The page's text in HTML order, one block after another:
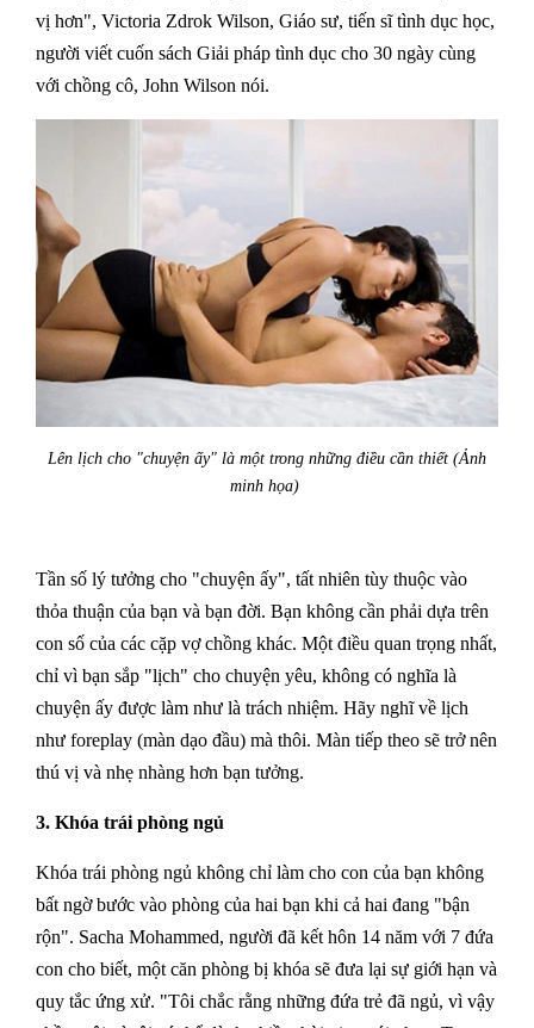
vị hơn", Victoria Zdrok Wilson, Giáo sư, tiến sĩ tình dục học,
người viết cuốn sách Giải pháp tình dục cho 30 ngày cùng
với chồng cô, John Wilson nói.
Lên lịch cho "chuyện ấy" là một trong những điều cần thiết (Ảnh
minh họa)
Tần số lý tưởng cho "chuyện ấy", tất nhiên tùy thuộc vào
thỏa thuận của bạn và bạn đời. Bạn không cần phải dựa trên
con số của các cặp vợ chồng khác. Một điều quan trọng nhất,
chỉ vì bạn sắp "lịch" cho chuyện yêu, không có nghĩa là
chuyện ấy được làm như là trách nhiệm. Hãy nghĩ về lịch
như foreplay (màn dạo đầu) mà thôi. Màn tiếp theo sẽ trở nên
thú vị và nhẹ nhàng hơn bạn tưởng.
3. Khóa trái phòng ngủ
Khóa trái phòng ngủ không chỉ làm cho con của bạn không
bất ngờ bước vào phòng của hai bạn khi cả hai đang "bận
rộn". Sacha Mohammed, người đã kết hôn 14 năm với 7 đứa
con cho biết, một căn phòng bị khóa sẽ đưa lại sự giới hạn và
quy tắc ứng xử. "Tôi chắc rằng những đứa trẻ đã ngủ, vì vậy